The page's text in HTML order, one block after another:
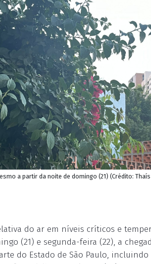
a partir da noite de domingo (21) (Crédito:
do ar em níveis críticos e
(21) e segunda-feira (22), a
do Estado de São Paulo,